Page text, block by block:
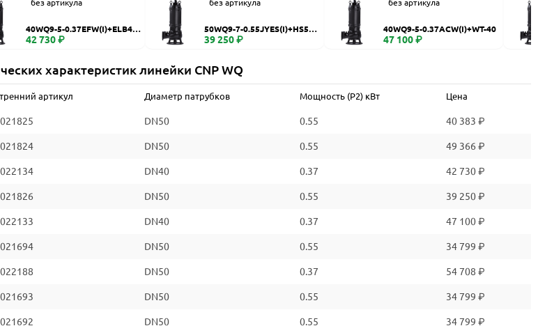
без артикула
40WQ9-5-0.37EFW(I)+ELB40
WQ
42 730 ₽
без артикула
50WQ9-7-0.55JYES(I)+HS50
WQ
39 250 ₽
без артикула
40WQ9-5-0.37ACW(I)+WT-40
47 100 ₽
характеристик линейки CNP WQ
артикул Диаметр патрубков Мощность (P2) кВт Цена
DN50 0.55 40 383 ₽
DN50 0.55 49 366 ₽
DN40 0.37 42 730 ₽
DN50 0.55 39 250 ₽
DN40 0.37 47 100 ₽
DN50 0.55 34 799 ₽
DN50 0.37 54 708 ₽
DN50 0.55 34 799 ₽
DN50 0.55 34 799 ₽